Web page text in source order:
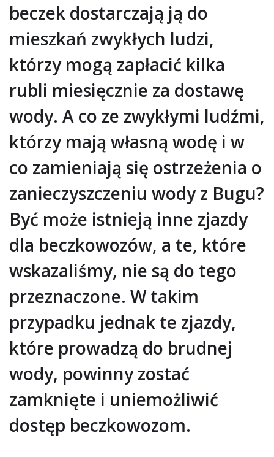
beczek dostarczają ją do
mieszkań zwykłych ludzi,
którzy mogą zapłacić kilka
rubli miesięcznie za dostawę
wody. A co ze zwykłymi ludźmi,
którzy mają własną wodę i w
co zamieniają się ostrzeżenia o
zanieczyszczeniu wody z Bugu?
Być może istnieją inne zjazdy
dla beczkowozów, a te, które
wskazaliśmy, nie są do tego
przeznaczone. W takim
przypadku jednak te zjazdy,
które prowadzą do brudnej
wody, powinny zostać
zamknięte i uniemożliwić
dostęp beczkowozom.